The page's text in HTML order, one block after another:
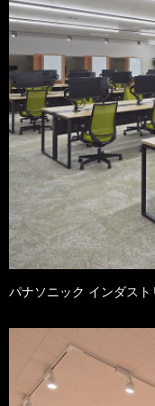
パナソニック インダス